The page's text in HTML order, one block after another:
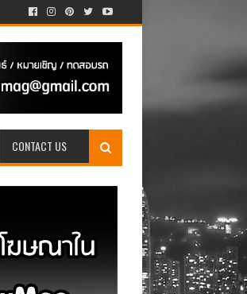
CONTACT US